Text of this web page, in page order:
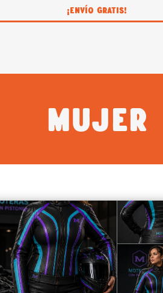
¡ENVÍO GRATIS!
Mujer